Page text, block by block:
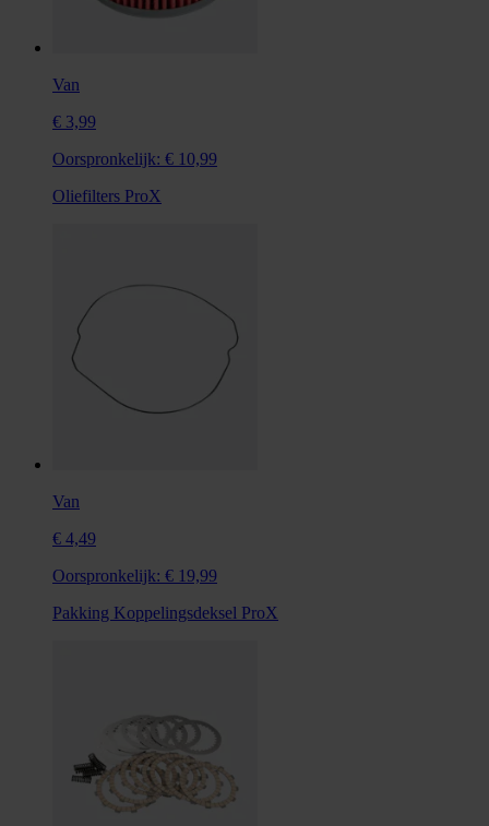
Van
€ 3,99
Oorspronkelijk: € 10,99
Oliefilters ProX
Van
€ 4,49
Oorspronkelijk: € 19,99
Pakking Koppelingsdeksel ProX